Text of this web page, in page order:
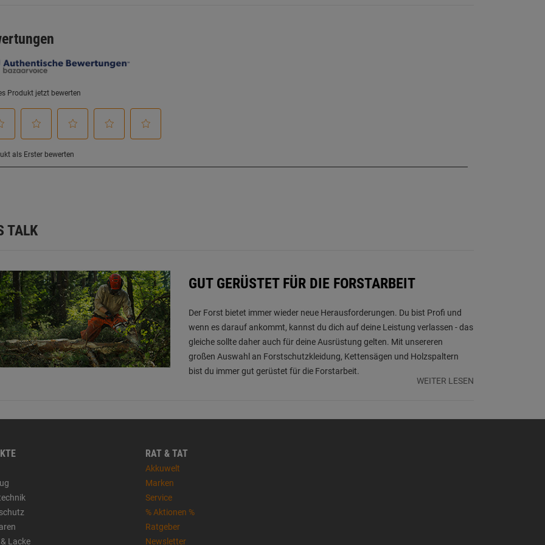
TALK
GUT GERÜSTET FÜR DIE FORSTARBEIT
Der Forst bietet immer wieder neue Herausforderungen. Du bist Profi und
wenn es darauf ankommt, kannst du dich auf deine Leistung verlassen - das
gleiche sollte daher auch für deine Ausrüstung gelten. Mit unsereren
großen Auswahl an Forstschutzkleidung, Kettensägen und Holzspaltern
bist du immer gut gerüstet für die Forstarbeit.
WEITER LESEN
Lacke
RAT & TAT
Akkuwelt
Marken
Service
% Aktionen %
Ratgeber
Newsletter